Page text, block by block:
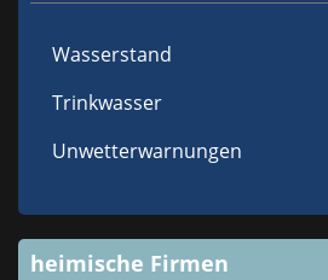
Wasserstand
Trinkwasser
Unwetterwarnungen
heimische Firmen